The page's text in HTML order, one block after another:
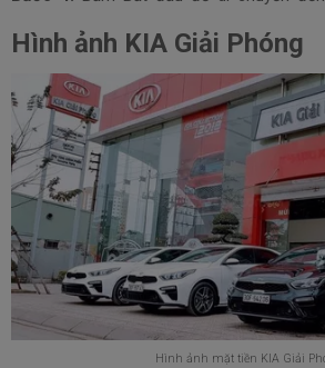
Hình ảnh KIA Giải Phóng
Hình ảnh mặt tiền KIA Giải